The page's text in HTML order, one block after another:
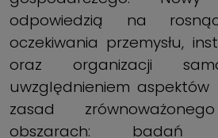
odpowiedzią na
oczekiwania przemysłu,
oraz organizacji
uwzględnieniem aspektów
zasad
obszarach: badań